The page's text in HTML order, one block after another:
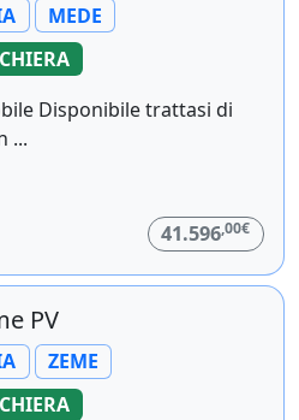
MEDE
Disponibile trattasi di
...
41.596,00€
PV
ZEME